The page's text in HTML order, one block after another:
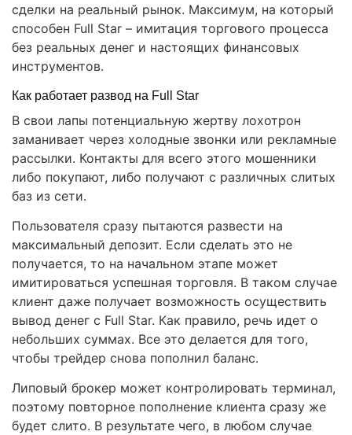
сделки на реальный рынок. Максимум, на который
способен Full Star – имитация торгового процесса
без реальных денег и настоящих финансовых
инструментов.
Как работает развод на Full Star
В свои лапы потенциальную жертву лохотрон
заманивает через холодные звонки или рекламные
рассылки. Контакты для всего этого мошенники
либо покупают, либо получают с различных слитых
баз из сети.
Пользователя сразу пытаются развести на
максимальный депозит. Если сделать это не
получается, то на начальном этапе может
имитироваться успешная торговля. В таком случае
клиент даже получает возможность осуществить
вывод денег с Full Star. Как правило, речь идет о
небольших суммах. Все это делается для того,
чтобы трейдер снова пополнил баланс.
Липовый брокер может контролировать терминал,
поэтому повторное пополнение клиента сразу же
будет слито. В результате чего, в любом случае